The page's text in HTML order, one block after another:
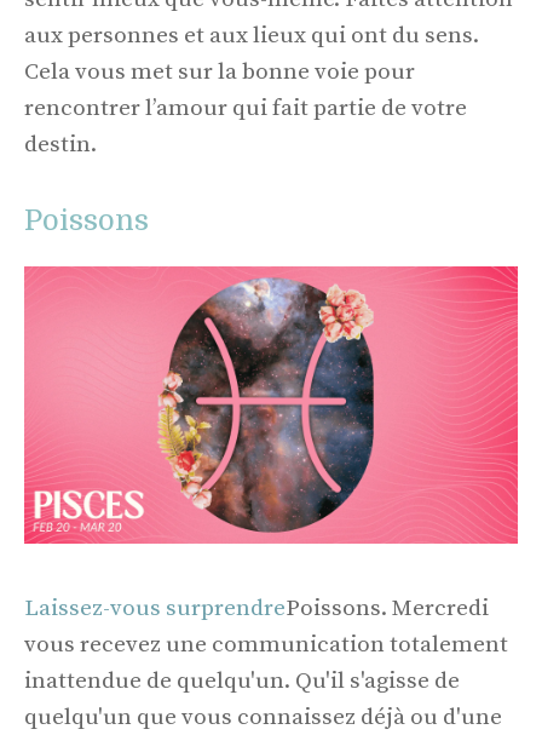
aux personnes et aux lieux qui ont du sens.
Cela vous met sur la bonne voie pour
rencontrer l’amour qui fait partie de votre
destin.
Poissons
Laissez-vous surprendrePoissons. Mercredi
vous recevez une communication totalement
inattendue de quelqu'un. Qu'il s'agisse de
quelqu'un que vous connaissez déjà ou d'une